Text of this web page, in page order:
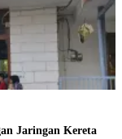
Jaringan Kereta